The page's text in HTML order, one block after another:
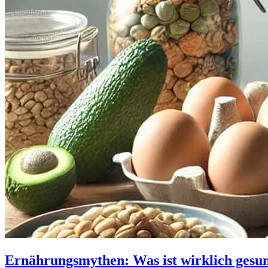
Ernährungsmythen: Was ist wirklich